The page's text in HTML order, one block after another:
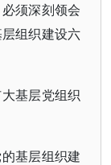
须深刻领会
组织建设六
基层党组织
基层组织建